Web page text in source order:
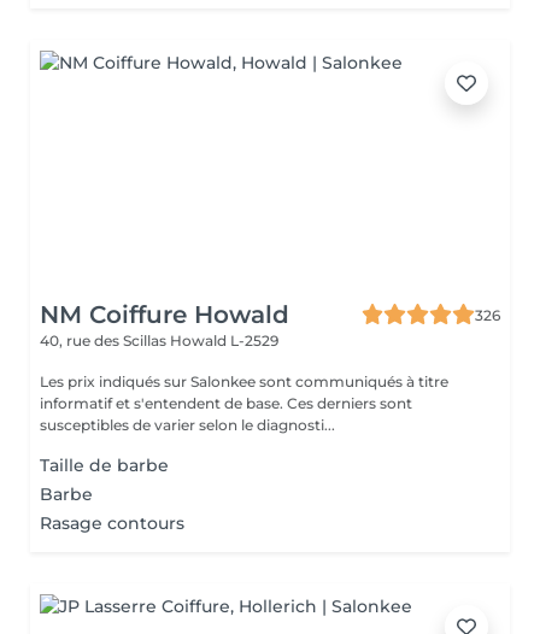
NM Coiffure Howald
326
40, rue des Scillas Howald L-2529
Les prix indiqués sur Salonkee sont communiqués à titre
informatif et s'entendent de base. Ces derniers sont
susceptibles de varier selon le diagnosti...
Taille de barbe
Barbe
Rasage contours